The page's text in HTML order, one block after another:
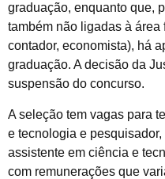
graduação, enquanto que,
também não ligadas à área
contador, economista), há
graduação. A decisão da
suspensão do concurso.
A seleção tem vagas para
e tecnologia e
assistente em ciência e
com remunerações que